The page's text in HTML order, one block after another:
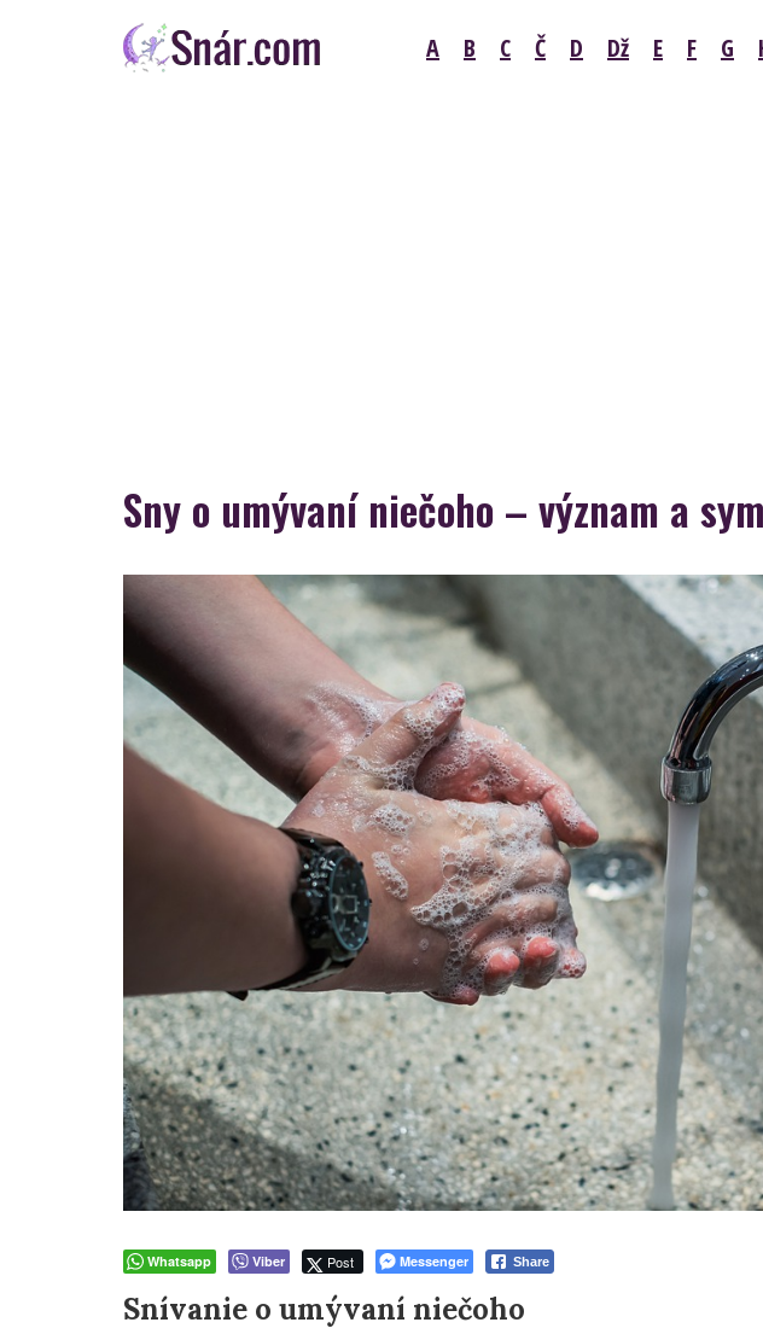
A B C Č D Dž E F G
Sny o umývaní niečoho – význam a
Whatsapp Viber Post Messenger Share
Snívanie o umývaní niečoho